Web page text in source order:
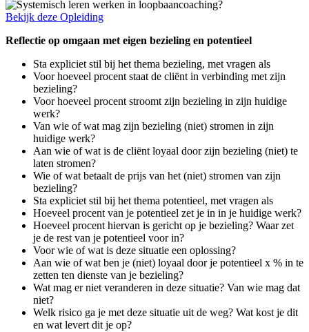
Bekijk deze Opleiding
Reflectie op omgaan met eigen bezieling en potentieel
Sta expliciet stil bij het thema bezieling, met vragen als
Voor hoeveel procent staat de cliënt in verbinding met zijn
bezieling?
Voor hoeveel procent stroomt zijn bezieling in zijn huidige
werk?
Van wie of wat mag zijn bezieling (niet) stromen in zijn
huidige werk?
Aan wie of wat is de cliënt loyaal door zijn bezieling (niet) te
laten stromen?
Wie of wat betaalt de prijs van het (niet) stromen van zijn
bezieling?
Sta expliciet stil bij het thema potentieel, met vragen als
Hoeveel procent van je potentieel zet je in in je huidige werk?
Hoeveel procent hiervan is gericht op je bezieling? Waar zet
je de rest van je potentieel voor in?
Voor wie of wat is deze situatie een oplossing?
Aan wie of wat ben je (niet) loyaal door je potentieel x % in te
zetten ten dienste van je bezieling?
Wat mag er niet veranderen in deze situatie? Van wie mag dat
niet?
Welk risico ga je met deze situatie uit de weg? Wat kost je dit
en wat levert dit je op?